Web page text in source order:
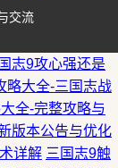
交流
志9攻心强还是
略大全-三国志战
全-完整攻略与
版本公告与优化
详解 三国志9触